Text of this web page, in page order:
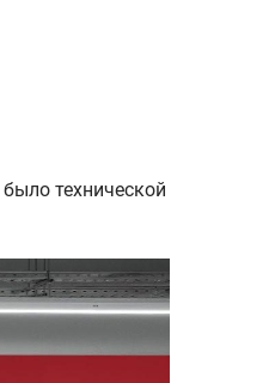
технической